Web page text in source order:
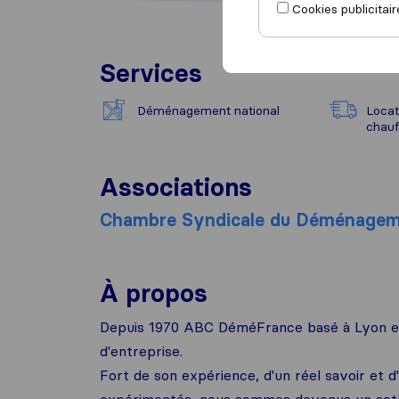
Services
Déménagement national
Associations
Chambre Syndicale du
À propos
Depuis 1970 ABC DéméFrance basé à
d'entreprise.
Fort de son expérience, d'un réel savoir et
Cookies